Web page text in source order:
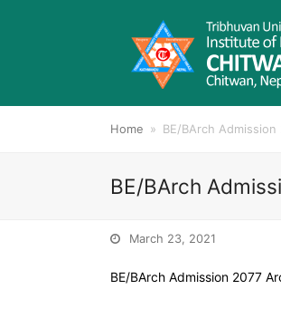
Home » BE/BArch
BE/BArch
March 23, 2021
BE/BArch Admission 2077